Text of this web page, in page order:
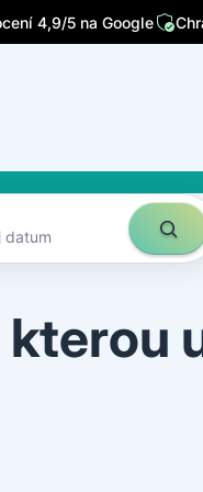
4,9/5 na Google
datum